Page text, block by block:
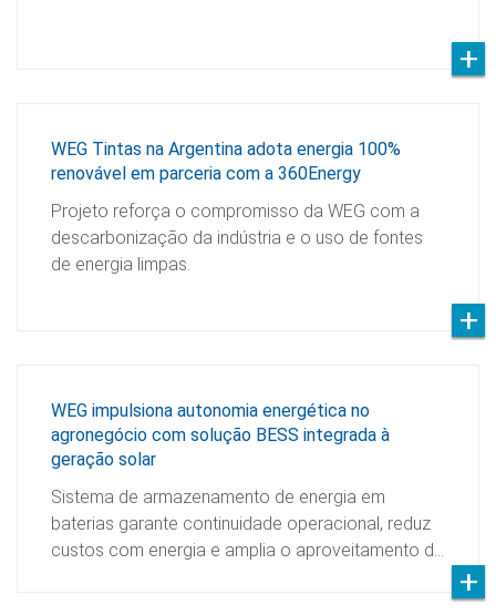
WEG Tintas na Argentina adota energia 100%
renovável em parceria com a 360Energy
Projeto reforça o compromisso da WEG com a
descarbonização da indústria e o uso de fontes
de energia limpas.
WEG impulsiona autonomia energética no
agronegócio com solução BESS integrada à
geração solar
Sistema de armazenamento de energia em
baterias garante continuidade operacional, reduz
custos com energia e amplia o aproveitamento d…